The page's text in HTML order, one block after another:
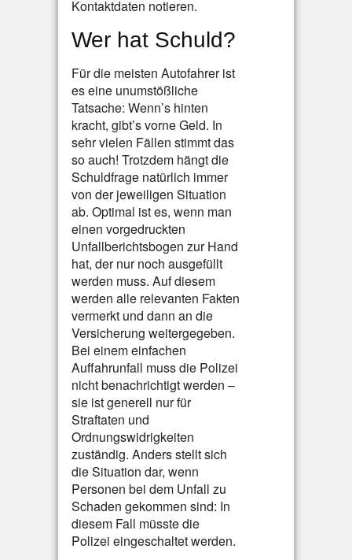
Kontaktdaten notieren.
Wer hat Schuld?
Für die meisten Autofahrer ist
es eine unumstößliche
Tatsache: Wenn’s hinten
kracht, gibt’s vorne Geld. In
sehr vielen Fällen stimmt das
so auch! Trotzdem hängt die
Schuldfrage natürlich immer
von der jeweiligen Situation
ab. Optimal ist es, wenn man
einen vorgedruckten
Unfallberichtsbogen zur Hand
hat, der nur noch ausgefüllt
werden muss. Auf diesem
werden alle relevanten Fakten
vermerkt und dann an die
Versicherung weitergegeben.
Bei einem einfachen
Auffahrunfall muss die Polizei
nicht benachrichtigt werden –
sie ist generell nur für
Straftaten und
Ordnungswidrigkeiten
zuständig. Anders stellt sich
die Situation dar, wenn
Personen bei dem Unfall zu
Schaden gekommen sind: In
diesem Fall müsste die
Polizei eingeschaltet werden.